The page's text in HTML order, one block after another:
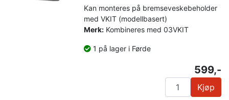
Kan monteres på bremseveskebeholder
med VKIT (modellbasert)
Merk: Kombineres med 03VKIT
1 på lager i Førde
599,-
Kjøp